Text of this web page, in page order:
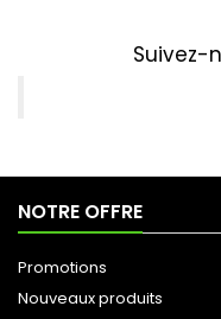
Suivez-
NOTRE OFFRE
Promotions
Nouveaux produits